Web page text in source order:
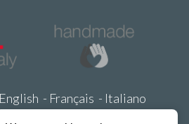
English - Français - Italiano